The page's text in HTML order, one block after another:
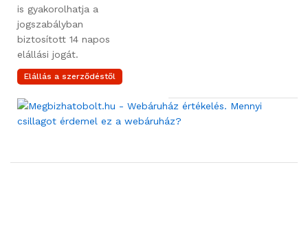
is gyakorolhatja a
jogszabályban
biztosított 14 napos
elállási jogát.
Elállás a szerződéstől